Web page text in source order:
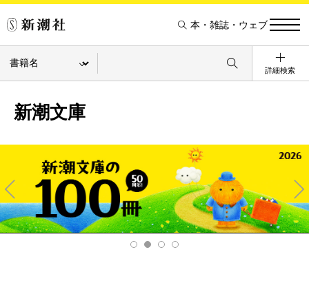
本・雑誌・ウェブ
詳細検索
新潮文庫
Pre
v
Ne
xt